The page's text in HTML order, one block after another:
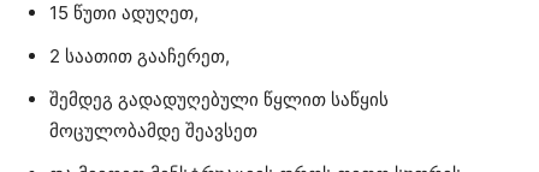
15 წუთი ადუღეთ,
2 საათით გააჩერეთ,
შემდეგ გადადუღებული წყლით საწყის
მოცულობამდე შეავსეთ